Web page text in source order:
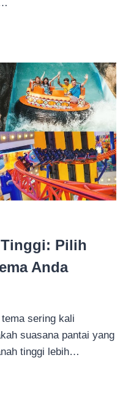
Tinggi: Pilih
Anda
sering kali
suasana pantai yang
tinggi lebih…